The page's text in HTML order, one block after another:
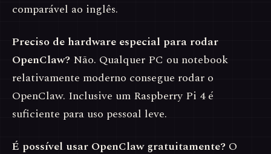
comparável ao inglês.
Preciso de hardware especial para rodar
OpenClaw? Não. Qualquer PC ou notebook
relativamente moderno consegue rodar o
OpenClaw. Inclusive um Raspberry Pi 4 é
suficiente para uso pessoal leve.
É possível usar OpenClaw gratuitamente? O